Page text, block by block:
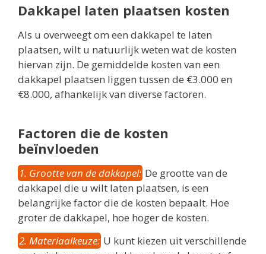
Dakkapel laten plaatsen kosten
Als u overweegt om een dakkapel te laten
plaatsen, wilt u natuurlijk weten wat de kosten
hiervan zijn. De gemiddelde kosten van een
dakkapel plaatsen liggen tussen de €3.000 en
€8.000, afhankelijk van diverse factoren.
Factoren die de kosten
beïnvloeden
1. Grootte van de dakkapel: De grootte van de
dakkapel die u wilt laten plaatsen, is een
belangrijke factor die de kosten bepaalt. Hoe
groter de dakkapel, hoe hoger de kosten.
2. Materiaalkeuze: U kunt kiezen uit verschillende